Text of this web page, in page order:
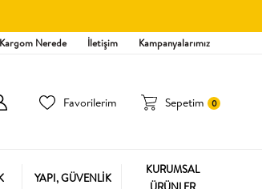
Kargom Nerede İletişim Kampanyalarımız
Sepetim 0
Favorilerim
YAPI, GÜVENLİK
KURUMSAL